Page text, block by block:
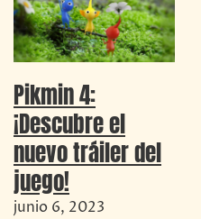
Pikmin 4:
¡Descubre el
nuevo tráiler del
juego!
junio 6, 2023